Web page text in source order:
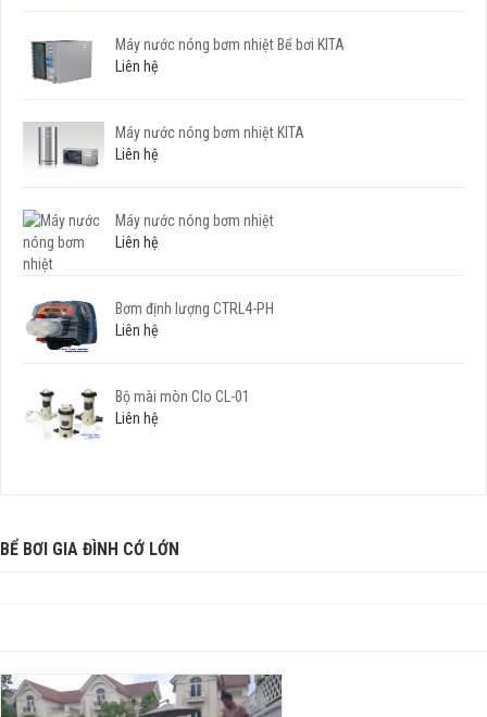
Máy nước nóng bơm nhiệt Bể bơi KITA
Liên hệ
Máy nước nóng bơm nhiệt KITA
Liên hệ
Máy nước nóng bơm nhiệt
Liên hệ
Bơm định lượng CTRL4-PH
Liên hệ
Bộ mài mòn Clo CL-01
Liên hệ
BỂ BƠI GIA ĐÌNH CỚ LỚN